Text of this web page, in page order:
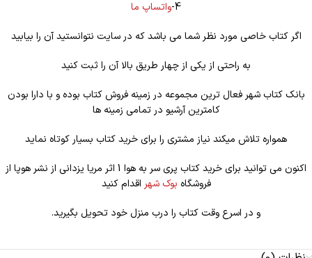
4- واتساپ ما
اگر کتاب خاصی مورد نظر شما می باشد که در سایت نتوانستید آن را بیابید
به راحتی از یکی از چهار طریق بالا آن را ثبت کنید
بانک کتاب شهر فعال ترین مجموعه در زمینه فروش کتاب بوده و با دارا بودن
کامترین آرشیو در تمامی زمینه ها
همواره تلاش میکند نیاز مشتری را برای خرید کتاب بسیار کوتاه نماید
اکنون می توانید برای خرید کتاب پری سر به هوا 1 اثر مریا یزدانی از نشر هوپا از
فروشگاه بوک شهر اقدام کنید
و در اسرع وقت کتاب را درب منزل خود تحویل بگیرید.